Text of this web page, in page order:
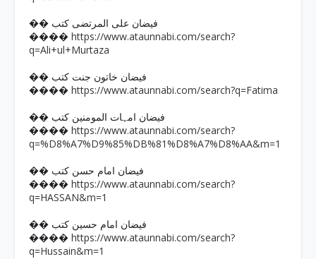
�� فیضان علی المرتضی کتب
���� https://www.ataunnabi.com/search?
q=Ali+ul+Murtaza
�� فیضان خاتون جنت کتب
���� https://www.ataunnabi.com/search?q=Fatima
�� فیضان امہات المومنین کتب
���� https://www.ataunnabi.com/search?
q=%D8%A7%D9%85%DB%81%D8%A7%D8%AA&m=1
�� فیضان امام حسن کتب
���� https://www.ataunnabi.com/search?
q=HASSAN&m=1
�� فیضان امام حسین کتب
���� https://www.ataunnabi.com/search?
q=Hussain&m=1